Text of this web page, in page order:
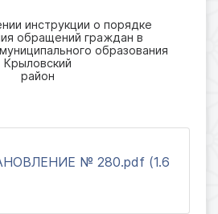
инструкции о порядке
обращений граждан в
образования
Крыловский
район
№ 280.pdf (1.6